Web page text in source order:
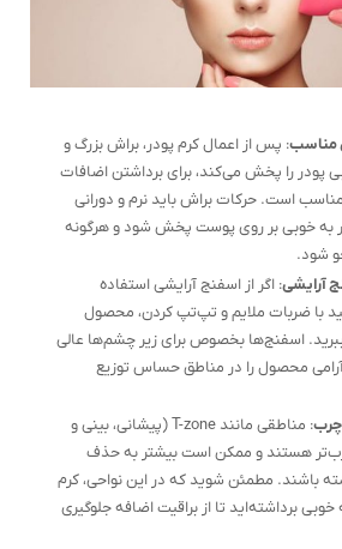
مناسب: پس از اعمال کرم پودر، براش بزرگ و
پودر را پخش می‌کند، برای برداشتن اضافات
است. حرکات براش باید نرم و دورانی
به خوبی بر روی پوست پخش شود و هرگونه
شود.
آرایشی: اگر از اسفنج آرایشی استفاده
با ضربات ملایم و تپ‌تپ کردن، محصول
ببرید. اسفنج‌ها بخصوص برای زیر چشم‌ها عالی
آرامی محصول را در مناطق حساس توزیع
چرب
: مناطقی مانند T-zone (پیشانی، بینی و
هستند و ممکن است بیشتر به حذف
باشند. مطمئن شوید که در این نواحی، کرم
خوبی برداشته‌اید تا از براقیت اضافه جلوگیری